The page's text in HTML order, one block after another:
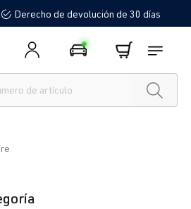
Derecho de devolución de 30 días